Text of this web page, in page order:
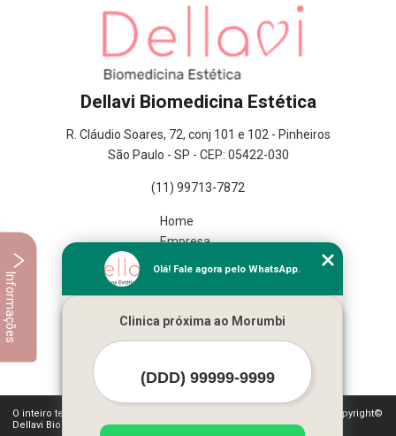
Dellavi Biomedicina Estética
R. Cláudio Soares, 72, conj 101 e 102 - Pinheiros
São Paulo - SP - CEP: 05422-030
(11) 99713-7872
Home
Empresa
Missão
Mapa do site
Mais Serviços
O inteiro teor deste site está sujeito à proteção de direitos autorais. Copyright©
Dellavi Biomedicina Estética (Lei 9610 de 19/02/1998)
Olá! Fale agora pelo WhatsApp.
Clinica próxima ao Morumbi
Informações